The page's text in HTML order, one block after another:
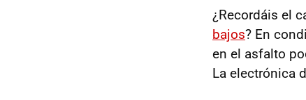
¿Recordáis el
bajos? En
en el asfalto
La electrónica